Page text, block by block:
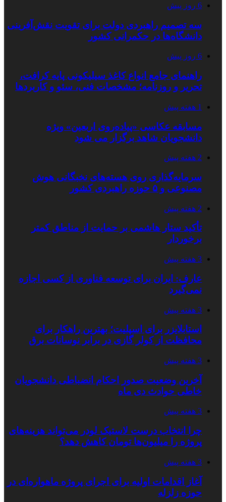
6 روز پیش
سه تصمیم راهبردی دولت برای تقویت نقش‌آفرینی
دانشگاه‌ها در حکمرانی کشور
6 روز پیش
راهنمای جامع انواع کاغذ سیلیکونی پایه کرافت،
تحریر و روزنامه؛ مشخصات فنی، سئو و کاربردها
1 هفته پیش
مسابقه عکاسی «پیاده‌روی اربعین» ویژه
دانشجویان شاهد برگزار می شود
2 هفته پیش
سرمایه‌گذاری روی هسته‌های نخبگانی هوش
مصنوعی و ۵ حوزه راهبردی کشور
2 هفته پیش
تأکید ستار هاشمی بر حمایت از مناطق کمتر
برخوردار
3 هفته پیش
عارف: ایران برای توسعه فناوری از کسی اجازه
نمی‌گیرد
3 هفته پیش
استابلایزر برای اسپلیت؛ بهترین راهکار برای
محافظت از کولر گازی در برابر نوسانات برق
3 هفته پیش
آخرین وضعیت صدور احکام انضباطی دانشجویان
خاطی حوادث دی ماه
3 هفته پیش
چرا انتخاب درست لاستیک لودر می‌تواند هزینه‌های
پروژه را میلیون‌ها تومان کاهش دهد؟
3 هفته پیش
آغاز اقدامات اولیه برای اجرای پروژه ماهواره‌ای در
حوزه زلزله